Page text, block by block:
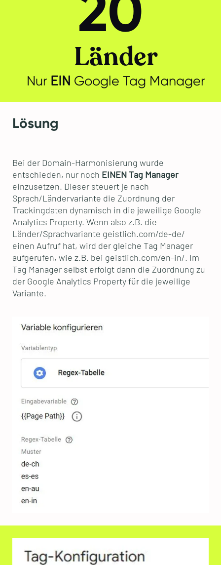
Länder
Nur EIN Google Tag Manager
Lösung
Bei der Domain-Harmonisierung wurde
entschieden, nur noch EINEN Tag Manager
einzusetzen. Dieser steuert je nach
Sprach/Ländervariante die Zuordnung der
Trackingdaten dynamisch in die jeweilige Google
Analytics Property. Wenn also z.B. die
Länder/Sprachvariante geistlich.com/de-de/
einen Aufruf hat, wird der gleiche Tag Manager
aufgerufen, wie z.B. bei geistlich.com/en-in/. Im
Tag Manager selbst erfolgt dann die Zuordnung zu
der Google Analytics Property für die jeweilige
Variante.